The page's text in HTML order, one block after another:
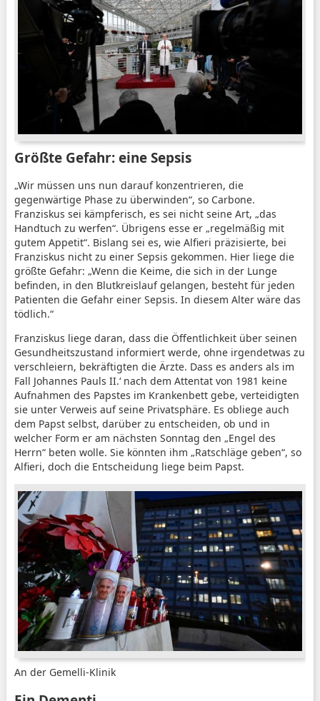
Größte Gefahr: eine Sepsis
„Wir müssen uns nun darauf konzentrieren, die
gegenwärtige Phase zu überwinden“, so Carbone.
Franziskus sei kämpferisch, es sei nicht seine Art, „das
Handtuch zu werfen“. Übrigens esse er „regelmäßig mit
gutem Appetit“. Bislang sei es, wie Alfieri präzisierte, bei
Franziskus nicht zu einer Sepsis gekommen. Hier liege die
größte Gefahr: „Wenn die Keime, die sich in der Lunge
befinden, in den Blutkreislauf gelangen, besteht für jeden
Patienten die Gefahr einer Sepsis. In diesem Alter wäre das
tödlich.“
Franziskus liege daran, dass die Öffentlichkeit über seinen
Gesundheitszustand informiert werde, ohne irgendetwas zu
verschleiern, bekräftigten die Ärzte. Dass es anders als im
Fall Johannes Pauls II.‘ nach dem Attentat von 1981 keine
Aufnahmen des Papstes im Krankenbett gebe, verteidigten
sie unter Verweis auf seine Privatsphäre. Es obliege auch
dem Papst selbst, darüber zu entscheiden, ob und in
welcher Form er am nächsten Sonntag den „Engel des
Herrn“ beten wolle. Sie könnten ihm „Ratschläge geben“, so
Alfieri, doch die Entscheidung liege beim Papst.
An der Gemelli-Klinik